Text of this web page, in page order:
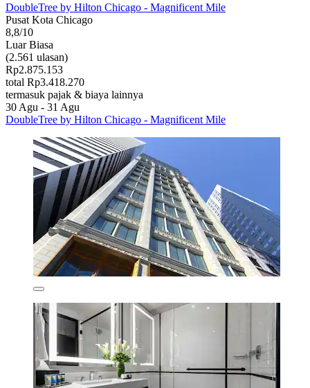
DoubleTree by Hilton Chicago - Magnificent Mile
Pusat Kota Chicago
8,8/10
Luar Biasa
(2.561 ulasan)
Rp2.875.153
total Rp3.418.270
termasuk pajak & biaya lainnya
30 Agu - 31 Agu
DoubleTree by Hilton Chicago - Magnificent Mile